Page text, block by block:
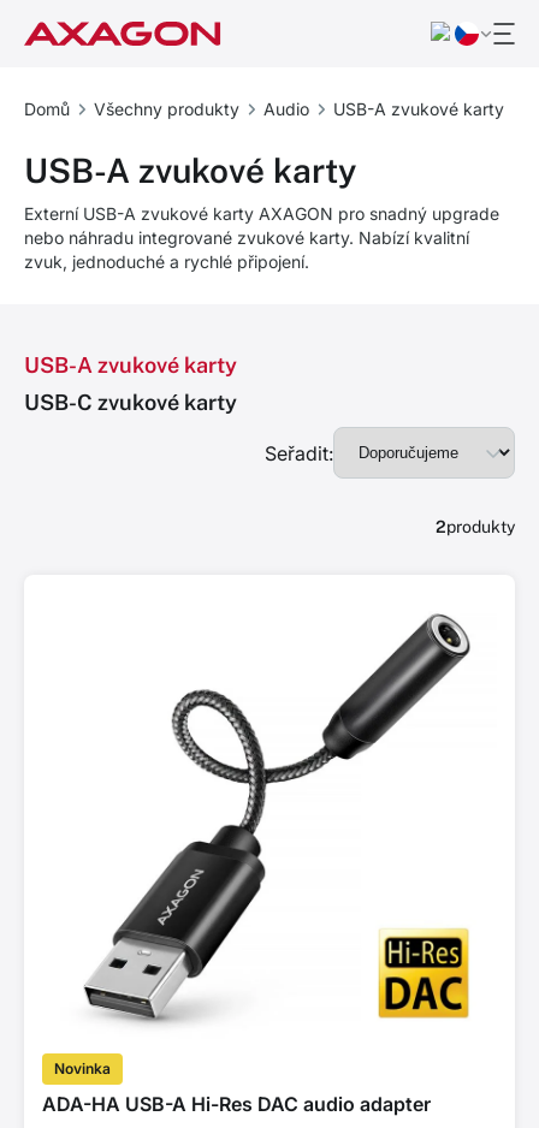
Domů Všechny produkty Audio USB-A zvukové karty
USB-A zvukové karty
Externí USB-A zvukové karty AXAGON pro snadný upgrade
nebo náhradu integrované zvukové karty. Nabízí kvalitní
zvuk, jednoduché a rychlé připojení.
USB-A zvukové karty
USB-C zvukové karty
Seřadit:
2produkty
Novinka
ADA-HA USB-A Hi-Res DAC audio adapter